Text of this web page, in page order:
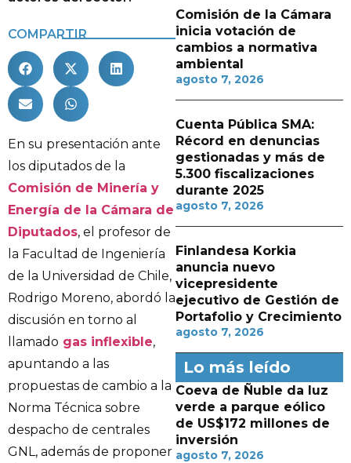
COMPARTIR
En su presentación ante
los diputados de la
Comisión de Minería y
Energía de la Cámara de
Diputados, el profesor de
la Facultad de Ingeniería
de la Universidad de Chile,
Rodrigo Moreno, abordó la
discusión en torno al
llamado gas inflexible,
apuntando a las
propuestas de cambio a la
Norma Técnica sobre
despacho de centrales
GNL, además de proponer
Comisión de la Cámara
inicia votación de
cambios a normativa
ambiental
agosto 7, 2026
Cuenta Pública SMA:
Récord en denuncias
gestionadas y más de
5.300 fiscalizaciones
durante 2025
agosto 7, 2026
Finlandesa Korkia
anuncia nuevo
vicepresidente
ejecutivo de Gestión de
Portafolio y Crecimiento
agosto 7, 2026
Lo más leído
Coeva de Ñuble da luz
verde a parque eólico
de US$172 millones de
inversión
agosto 7, 2026